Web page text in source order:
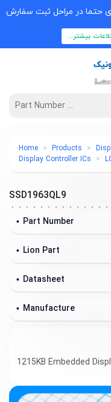
حتما در مراحل ثبت سفارش
بیشتر...
Home Products
Display Controller ICs
SSD1963QL9
Part Number
Lion Part
Datasheet
Manufacture
1215KB Embedded